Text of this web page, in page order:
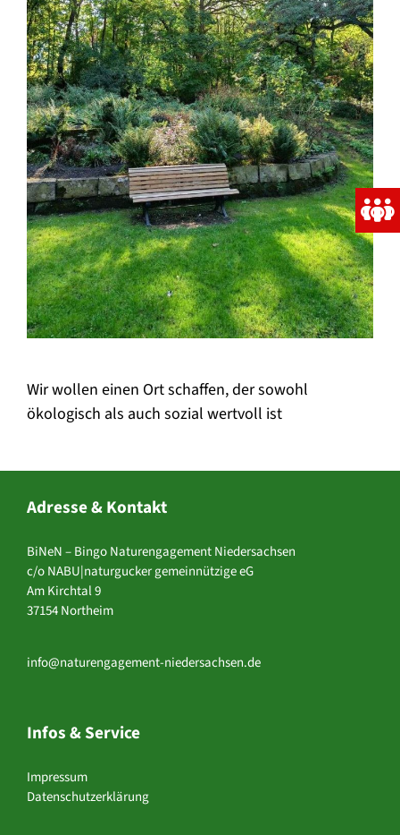
Wir wollen einen Ort schaffen, der sowohl
ökologisch als auch sozial wertvoll ist
Adresse & Kontakt
BiNeN – Bingo Naturengagement Niedersachsen
c/o NABU|naturgucker gemeinnützige eG
Am Kirchtal 9
37154 Northeim
info@naturengagement-niedersachsen.de
Infos & Service
Impressum
Datenschutzerklärung